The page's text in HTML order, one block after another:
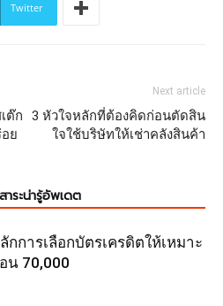
Twitter
ต๊ก
ย
Next article
3 หัวใจหลักที่ต้องคิดก่อนตัดสิน
ใจใช้บริษัทให้เช่าคลังสินค้า
สาระน่ารู้อัพเดต
การเลือกบัตรเครดิตให้เหมาะ
น 70,000